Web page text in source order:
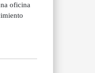
oficina